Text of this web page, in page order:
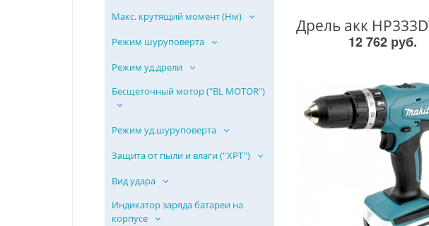
Макс. крутящий момент (Нм)
Режим шуруповерта
Режим уд.дрели
Бесщеточный мотор ("BL MOTOR")
Режим уд.шуруповерта
Защита от пыли и влаги (''ХPT'')
Вид удара
Индикатор заряда батареи на
корпусе
12 762 руб.